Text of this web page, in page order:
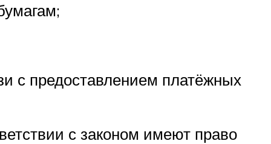
с предоставлением платёжных
с законом имеют право